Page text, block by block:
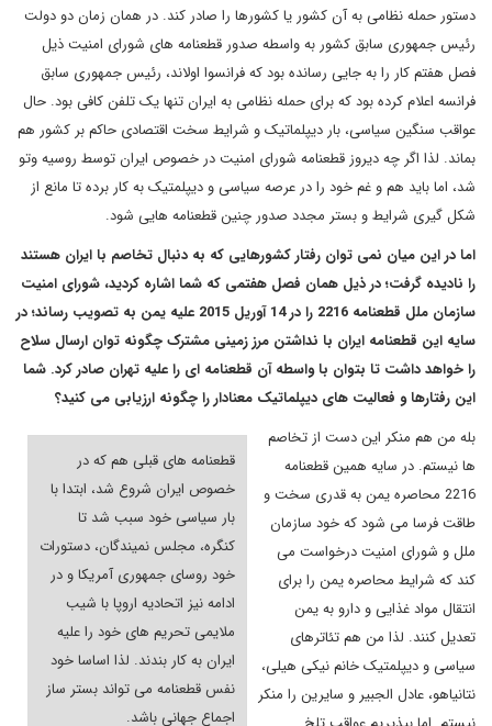
دستور حمله نظامی به آن کشور یا کشورها را صادر کند. در همان زمان دو دولت
رئیس جمهوری سابق کشور به واسطه صدور قطعنامه های شورای امنیت ذیل
فصل هفتم کار را به جایی رسانده بود که فرانسوا اولاند، رئیس جمهوری سابق
فرانسه اعلام کرده بود که برای حمله نظامی به ایران تنها یک تلفن کافی بود. حال
عواقب سنگین سیاسی، بار دیپلماتیک و شرایط سخت اقتصادی حاکم بر کشور هم
بماند. لذا اگر چه دیروز قطعنامه شورای امنیت در خصوص ایران توسط روسیه وتو
شد، اما باید هم و غم خود را در عرصه سیاسی و دیپلمتیک به کار برده تا مانع از
شکل گیری شرایط و بستر مجدد صدور چنین قطعنامه هایی شود.
اما در این میان نمی توان رفتار کشورهایی که به دنبال تخاصم با ایران هستند
را نادیده گرفت؛ در ذیل همان فصل هفتمی که شما اشاره کردید، شورای امنیت
سازمان ملل قطعنامه 2216 را در 14 آوریل 2015 علیه یمن به تصویب رساند؛ در
سایه این قطعنامه ایران با نداشتن مرز زمینی مشترک چگونه توان ارسال سلاح
را خواهد داشت تا بتوان با واسطه آن قطعنامه ای را علیه تهران صادر کرد. شما
این رفتارها و فعالیت های دیپلماتیک معنادار را چگونه ارزیابی می کنید؟
قطعنامه های قبلی هم که در
خصوص ایران شروع شد، ابتدا با
بار سیاسی خود سبب شد تا
کنگره، مجلس نمیندگان، دستورات
خود روسای جمهوری آمریکا و در
ادامه نیز اتحادیه اروپا با شیب
ملایمی تحریم های خود را علیه
ایران به کار بندند. لذا اساسا خود
نفس قطعنامه می تواند بستر ساز
اجماع جهانی باشد.
بله من هم منکر این دست از تخاصم
ها نیستم. در سایه همین قطعنامه
2216 محاصره یمن به قدری سخت و
طاقت فرسا می شود که خود سازمان
ملل و شورای امنیت درخواست می
کند که شرایط محاصره یمن را برای
انتقال مواد غذایی و دارو به یمن
تعدیل کنند. لذا من هم تئاترهای
سیاسی و دیپلمتیک خانم نیکی هیلی،
نتانیاهو، عادل الجبیر و سایرین را منکر